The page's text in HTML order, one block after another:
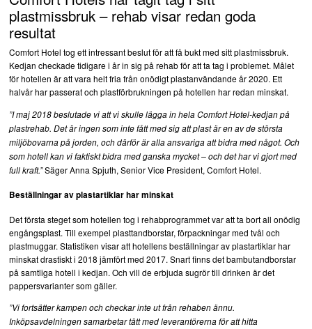
plastmissbruk – rehab visar redan goda
resultat
Comfort Hotel tog ett intressant beslut för att få bukt med sitt plastmissbruk.
Kedjan checkade tidigare i år in sig på rehab för att ta tag i problemet. Målet
för hotellen är att vara helt fria från onödigt plastanvändande år 2020. Ett
halvår har passerat och plastförbrukningen på hotellen har redan minskat.
”I maj 2018 beslutade vi att vi skulle lägga in hela Comfort Hotel-kedjan på
plastrehab. Det är ingen som inte fått med sig att plast är en av de största
miljöbovarna på jorden, och därför är alla ansvariga att bidra med något. Och
som hotell kan vi faktiskt bidra med ganska mycket – och det har vi gjort med
full kraft.”Säger Anna Spjuth, Senior Vice President, Comfort Hotel.
Beställningar av plastartiklar har minskat
Det första steget som hotellen tog i rehabprogrammet var att ta bort all onödig
engångsplast. Till exempel plasttandborstar, förpackningar med tvål och
plastmuggar. Statistiken visar att hotellens beställningar av plastartiklar har
minskat drastiskt i 2018 jämfört med 2017. Snart finns det bambutandborstar
på samtliga hotell i kedjan. Och vill de erbjuda sugrör till drinken är det
pappersvarianter som gäller.
”Vi fortsätter kampen och checkar inte ut från rehaben ännu.
Inköpsavdelningen samarbetar tätt med leverantörerna för att hitta